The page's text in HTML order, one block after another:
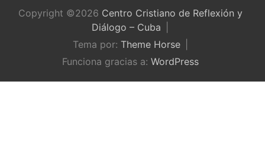
Copyright ©2026 Centro Cristiano de Reflexión y
Diálogo – Cuba
Tema por: Theme Horse
Funciona gracias a: WordPress